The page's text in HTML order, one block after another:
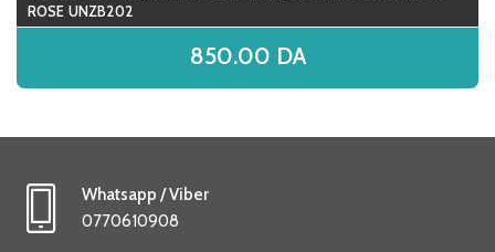
ROSE UNZB202
850.00 DA
Whatsapp / Viber
0770610908